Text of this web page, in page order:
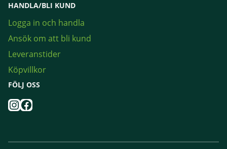
HANDLA/BLI KUND
Logga in och handla
Ansök om att bli kund
Leveranstider
Köpvillkor
FÖLJ OSS
Instagram
Facebook